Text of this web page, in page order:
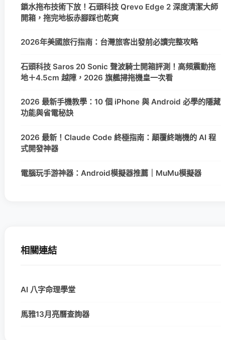
鎖水拖布技術下放！石頭科技 Qrevo Edge 2 深度清潔大師
開箱，拖完地板赤腳踩也乾爽
2026年美國旅行指南：台灣旅客出發前必讀完整攻略
石頭科技 Saros 20 Sonic 聲波騎士開箱評測！高頻震動拖
地＋4.5cm 越障，2026 旗艦掃拖機皇一次看
2026 最新手機教學：10 個 iPhone 與 Android 必學的隱藏
功能與省電秘訣
2026 最新！Claude Code 終極指南：顛覆終端機的 AI 程
式開發神器
電腦玩手游神器：Android模擬器推薦｜MuMu模擬器
相關連結
AI 八字命理學堂
馬雅13月亮曆查詢器